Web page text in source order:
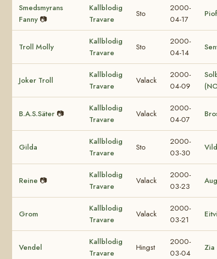
Smedsmyrans
Fanny 📷
Kallblodig
Travare
Sto
2000-
04-17
Troll Molly
Kallblodig
Travare
Sto
2000-
04-14
Joker Troll
Kallblodig
Travare
Valack
2000-
04-09
B.A.S.Säter 📷
Kallblodig
Travare
Valack
2000-
04-07
Gilda
Kallblodig
Travare
Sto
2000-
03-30
Reine 📷
Kallblodig
Travare
Valack
2000-
03-23
Grom
Kallblodig
Travare
Valack
2000-
03-21
Vendel
Kallblodig
Travare
Hingst
2000-
03-04
Zia